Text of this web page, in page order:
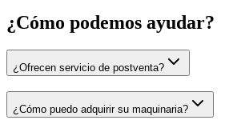
¿Cómo podemos ayudar?
¿Ofrecen servicio de postventa?
¿Cómo puedo adquirir su maquinaria?